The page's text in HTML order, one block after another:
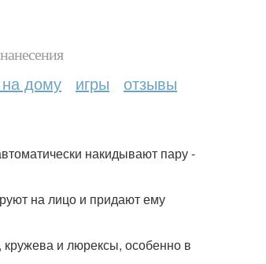
дому игры отзывы
накидывают пару -
на лицо и придают ему
и люрексы, особенно в